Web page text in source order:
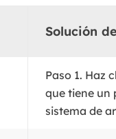
Solución
Paso 1. Haz
que tiene un
sistema de